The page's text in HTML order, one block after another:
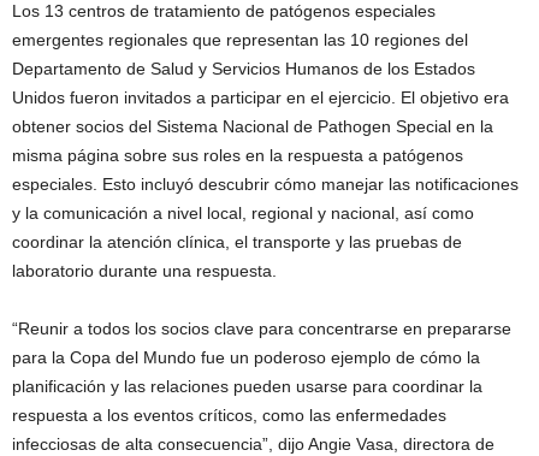
Los 13 centros de tratamiento de patógenos especiales
emergentes regionales que representan las 10 regiones del
Departamento de Salud y Servicios Humanos de los Estados
Unidos fueron invitados a participar en el ejercicio. El objetivo era
obtener socios del Sistema Nacional de Pathogen Special en la
misma página sobre sus roles en la respuesta a patógenos
especiales. Esto incluyó descubrir cómo manejar las notificaciones
y la comunicación a nivel local, regional y nacional, así como
coordinar la atención clínica, el transporte y las pruebas de
laboratorio durante una respuesta.
“Reunir a todos los socios clave para concentrarse en prepararse
para la Copa del Mundo fue un poderoso ejemplo de cómo la
planificación y las relaciones pueden usarse para coordinar la
respuesta a los eventos críticos, como las enfermedades
infecciosas de alta consecuencia”, dijo Angie Vasa, directora de